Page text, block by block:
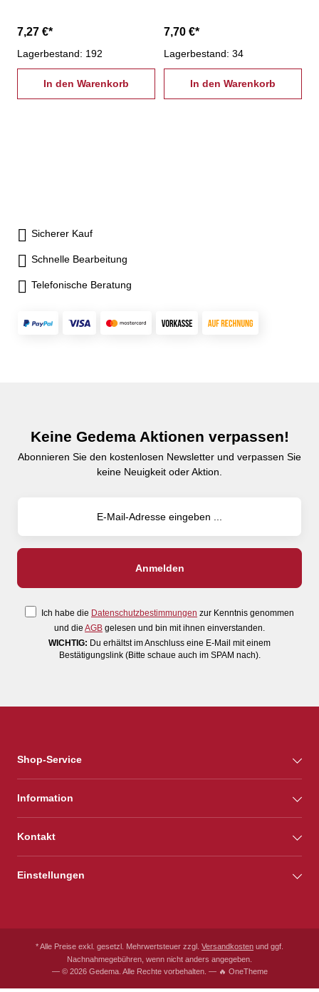
7,27 €*
Lagerbestand: 192
In den Warenkorb
7,70 €*
Lagerbestand: 34
In den Warenkorb
Sicherer Kauf
Schnelle Bearbeitung
Telefonische Beratung
Keine Gedema Aktionen verpassen!
Abonnieren Sie den kostenlosen Newsletter und verpassen Sie
keine Neuigkeit oder Aktion.
Ich habe die Datenschutzbestimmungen zur Kenntnis genommen
und die AGB gelesen und bin mit ihnen einverstanden.
WICHTIG: Du erhältst im Anschluss eine E-Mail mit einem
Bestätigungslink (Bitte schaue auch im SPAM nach).
Shop-Service
Information
Kontakt
Einstellungen
* Alle Preise exkl. gesetzl. Mehrwertsteuer zzgl. Versandkosten und ggf.
Nachnahmegebühren, wenn nicht anders angegeben.
— © 2026 Gedema. Alle Rechte vorbehalten. — 🔥 OneTheme